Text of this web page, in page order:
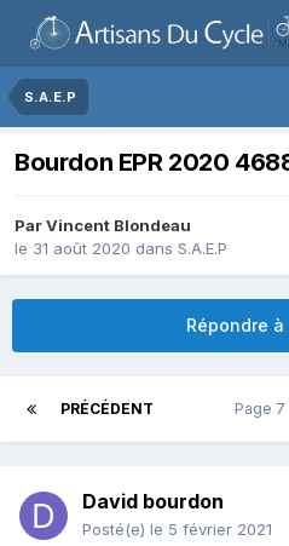
S.A.E.P
Bourdon EPR 2020
ParVincent Blondeau
le 31 août 2020 dans S.A.E.P
Répondre
PRÉCÉDENT Page 7
David bourdon
Posté(e) le 5 février 2021